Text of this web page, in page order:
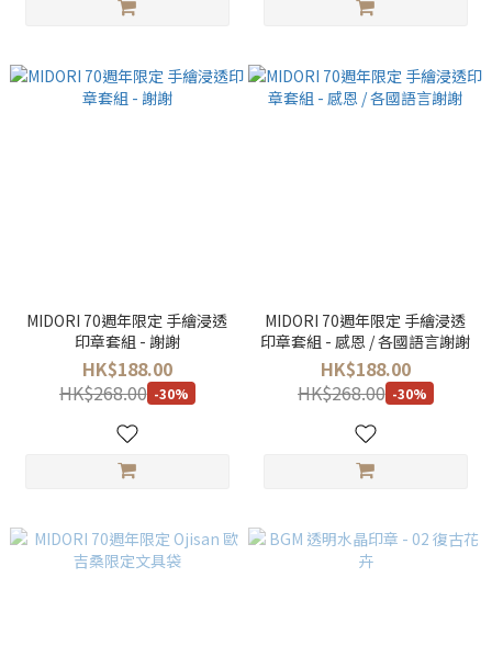
MIDORI 70週年限定 手繪浸透
印章套組 - 謝謝
HK$188.00
HK$268.00 -30%
MIDORI 70週年限定 手繪浸透
印章套組 - 感恩 / 各國語言謝謝
HK$188.00
HK$268.00 -30%